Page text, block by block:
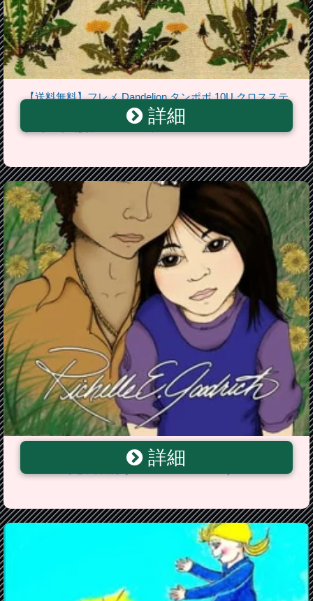
【送料無料】フレメ Dandelion タンポポ 10U クロスステ
ッチ Haandarbejdets Fremme キット 刺しゅう デンマー
ク ギルド 北欧 GB 30-4175,01
詳細
Dandelions: The Disappearance of Annabelle
Fancher【電子書籍】[ Richelle E. Goodrich ]
詳細